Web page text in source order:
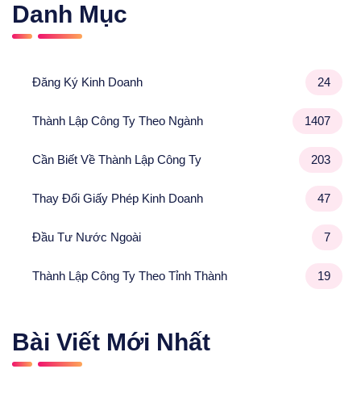
Danh Mục
Đăng Ký Kinh Doanh 24
Thành Lập Công Ty Theo Ngành 1407
Cần Biết Về Thành Lập Công Ty 203
Thay Đổi Giấy Phép Kinh Doanh 47
Đầu Tư Nước Ngoài 7
Thành Lập Công Ty Theo Tỉnh Thành 19
Bài Viết Mới Nhất